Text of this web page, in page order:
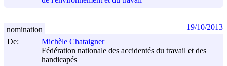
De:
Michèle Chataigner
Fédération nationale des accidentés du travail et des
handicapés
nomination 19/10/2013